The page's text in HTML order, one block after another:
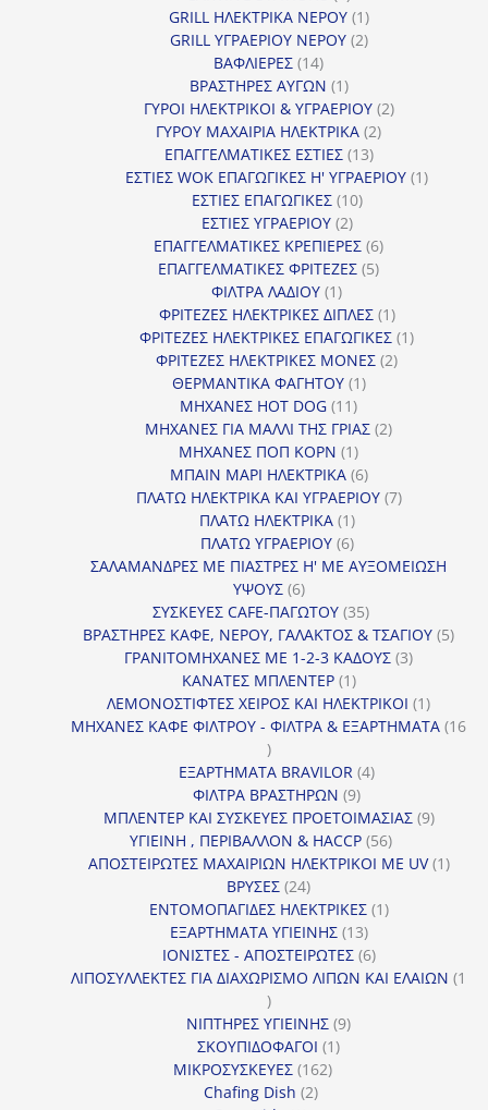
προϊόντα
GRILL ΗΛΕΚΤΡΙΚΑ ΝΕΡΟΥ 11
προϊόν
GRILL ΥΓΡΑΕΡΙΟΥ ΝΕΡΟΥ 22
ΒΑΦΛΙΕΡΕΣ 1414
προϊόντα
ΒΡΑΣΤΗΡΕΣ ΑΥΓΩΝ 11
προϊόν
ΓΥΡΟΙ ΗΛΕΚΤΡΙΚΟΙ & ΥΓΡΑΕΡΙΟΥ 22
ΓΥΡΟΥ ΜΑΧΑΙΡΙΑ ΗΛΕΚΤΡΙΚΑ 22
ΕΠΑΓΓΕΛΜΑΤΙΚΕΣ ΕΣΤΙΕΣ 1313
προϊόντα
ΕΣΤΙΕΣ WOK ΕΠΑΓΩΓΙΚΕΣ Η' ΥΓΡΑΕΡΙΟΥ 11
ΕΣΤΙΕΣ ΕΠΑΓΩΓΙΚΕΣ 1010
ΕΣΤΙΕΣ ΥΓΡΑΕΡΙΟΥ 22
προϊόντα
ΕΠΑΓΓΕΛΜΑΤΙΚΕΣ ΚΡΕΠΙΕΡΕΣ 66
προϊόντα
ΕΠΑΓΓΕΛΜΑΤΙΚΕΣ ΦΡΙΤΕΖΕΣ 55
ΦΙΛΤΡΑ ΛΑΔΙΟΥ 11
προϊόν
ΦΡΙΤΕΖΕΣ ΗΛΕΚΤΡΙΚΕΣ ΔΙΠΛΕΣ 11
προϊόν
ΦΡΙΤΕΖΕΣ ΗΛΕΚΤΡΙΚΕΣ ΕΠΑΓΩΓΙΚΕΣ 11
ΦΡΙΤΕΖΕΣ ΗΛΕΚΤΡΙΚΕΣ ΜΟΝΕΣ 22
ΘΕΡΜΑΝΤΙΚΑ ΦΑΓΗΤΟΥ 11
ΜΗΧΑΝΕΣ HOT DOG 1111
προϊόντα
ΜΗΧΑΝΕΣ ΓΙΑ ΜΑΛΛΙ ΤΗΣ ΓΡΙΑΣ 22
ΜΗΧΑΝΕΣ ΠΟΠ ΚΟΡΝ 11
προϊόν
ΜΠΑΙΝ ΜΑΡΙ ΗΛΕΚΤΡΙΚΑ 66
προϊόντα
ΠΛΑΤΩ ΗΛΕΚΤΡΙΚΑ ΚΑΙ ΥΓΡΑΕΡΙΟΥ 77
ΠΛΑΤΩ ΗΛΕΚΤΡΙΚΑ 11
προϊόν
ΠΛΑΤΩ ΥΓΡΑΕΡΙΟΥ 66
προϊόντα
ΣΑΛΑΜΑΝΔΡΕΣ ΜΕ ΠΙΑΣΤΡΕΣ Η' ΜΕ ΑΥΞΟΜΕΙΩΣΗ
ΥΨΟΥΣ 66
προϊόντα
ΣΥΣΚΕΥΕΣ CAFE-ΠΑΓΩΤΟΥ 3535
προϊόντα
ΒΡΑΣΤΗΡΕΣ ΚΑΦΕ, ΝΕΡΟΥ, ΓΑΛΑΚΤΟΣ & ΤΣΑΓΙΟΥ 55
ΓΡΑΝΙΤΟΜΗΧΑΝΕΣ ΜΕ 1-2-3 ΚΑΔΟΥΣ 33
ΚΑΝΑΤΕΣ ΜΠΛΕΝΤΕΡ 11
προϊόν
ΛΕΜΟΝΟΣΤΙΦΤΕΣ ΧΕΙΡΟΣ ΚΑΙ ΗΛΕΚΤΡΙΚΟΙ 11
προϊόν
ΜΗΧΑΝΕΣ ΚΑΦΕ ΦΙΛΤΡΟΥ - ΦΙΛΤΡΑ & ΕΞΑΡΤΗΜΑΤΑ 16
16
προϊόντα
ΕΞΑΡΤΗΜΑΤΑ BRAVILOR 44
ΦΙΛΤΡΑ ΒΡΑΣΤΗΡΩΝ 99
προϊόντα
ΜΠΛΕΝΤΕΡ ΚΑΙ ΣΥΣΚΕΥΕΣ ΠΡΟΕΤΟΙΜΑΣΙΑΣ 99
ΥΓΙΕΙΝΗ , ΠΕΡΙΒΑΛΛΟΝ & HACCP 5656
προϊόντα
ΑΠΟΣΤΕΙΡΩΤΕΣ ΜΑΧΑΙΡΙΩΝ ΗΛΕΚΤΡΙΚΟΙ ΜΕ UV 11
ΒΡΥΣΕΣ 2424
προϊόντα
ΕΝΤΟΜΟΠΑΓΙΔΕΣ ΗΛΕΚΤΡΙΚΕΣ 11
ΕΞΑΡΤΗΜΑΤΑ ΥΓΙΕΙΝΗΣ 1313
προϊόντα
ΙΟΝΙΣΤΕΣ - ΑΠΟΣΤΕΙΡΩΤΕΣ 66
προϊόντα
ΛΙΠΟΣΥΛΛΕΚΤΕΣ ΓΙΑ ΔΙΑΧΩΡΙΣΜΟ ΛΙΠΩΝ ΚΑΙ ΕΛΑΙΩΝ 1
1
προϊόν
ΝΙΠΤΗΡΕΣ ΥΓΙΕΙΝΗΣ 99
ΣΚΟΥΠΙΔΟΦΑΓΟΙ 11
ΜΙΚΡΟΣΥΣΚΕΥΕΣ 162162
Chafing Dish 22